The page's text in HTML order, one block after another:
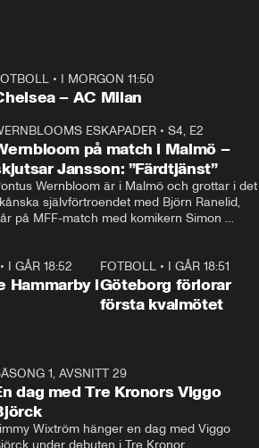
• I MORGON 11:50
Chelsea – AC Milan
ESKAPADER •S4, E2
på match i Malmö –
Jansson: ”Färdtjänst”
Wernbloom är i Malmö och grottar i det
självförtroendet med Björn Ranelid,
på MFF-match med komikern Simon
I GÅR 18:52
Hammarby i
FOTBOLL• I GÅR 18:51
Göteborg förlorar
första kvalmötet
1, AVSNITT 29
dag med Tre Kronors Viggo
Wixtröm hänger en dag med Viggo
under debuten i Tre Kronor